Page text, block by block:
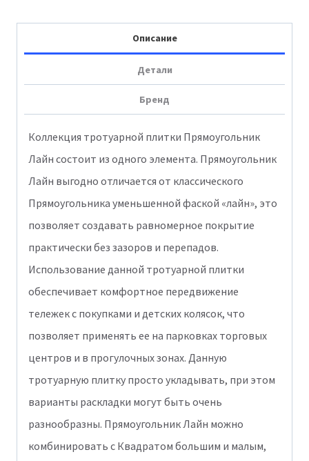
Прямоугольник
Моноколор
Описание
Детали
Бренд
Коллекция тротуарной плитки Прямоугольник
Лайн состоит из одного элемента. Прямоугольник
Лайн выгодно отличается от классического
Прямоугольника уменьшенной фаской «лайн», это
позволяет создавать равномерное покрытие
практически без зазоров и перепадов.
Использование данной тротуарной плитки
обеспечивает комфортное передвижение
тележек с покупками и детских колясок, что
позволяет применять ее на парковках торговых
центров и в прогулочных зонах. Данную
тротуарную плитку просто укладывать, при этом
варианты раскладки могут быть очень
разнообразны. Прямоугольник Лайн можно
комбинировать с Квадратом большим и малым,